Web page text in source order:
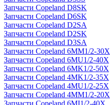
Запчасти Copeland D8SK
Запчасти Copeland D6SK
Запчасти Copeland D2SA
Запчасти Copeland D2SK
Запчасти Copeland D3SA
Запчасти Copeland 6MM1/2-30X
Запчасти Copeland 6MU1/2-40X
Запчасти Copeland 6MK1/2-50X
Запчасти Copeland 4MK1/2-35X
Запчасти Copeland 4MU1/2-25X
Запчасти Copeland 4MM1/2-20X
Запчасти Copeland 6MI1/2-40X